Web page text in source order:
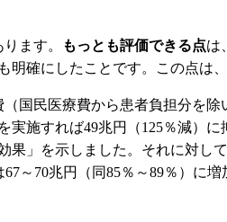
ます。 もっとも評価できる点は
確にしたことです。この点は
国民医療費から患者負担分を
施すれば49兆円（125％減）
果」を示しました。それに対
～70兆円（同85％～89％）に